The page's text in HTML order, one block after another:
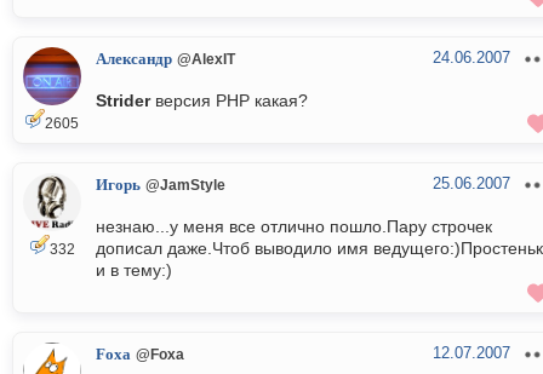
2605
Александр @AlexIT 24.06.2007
Striderверсия PHP какая?
332
Игорь @JamStyle 25.06.2007
незнаю...у меня все отлично пошло.Пару строчек
дописал даже.Чтоб выводило имя
и в тему:)
Foxa @Foxa 12.07.2007